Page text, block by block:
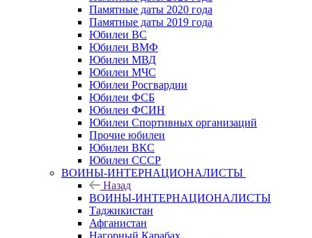
Памятные даты 2020 года
Памятные даты 2019 года
Юбилеи ВС
Юбилеи ВМФ
Юбилеи МВД
Юбилеи МЧС
Юбилеи Росгвардии
Юбилеи ФСБ
Юбилеи ФСИН
Юбилеи Спортивных организаций
Прочие юбилеи
Юбилеи ВКС
Юбилеи СССР
ВОИНЫ-ИНТЕРНАЦИОНАЛИСТЫ
Назад
ВОИНЫ-ИНТЕРНАЦИОНАЛИСТЫ
Таджикистан
Афганистан
Нагорный Карабах